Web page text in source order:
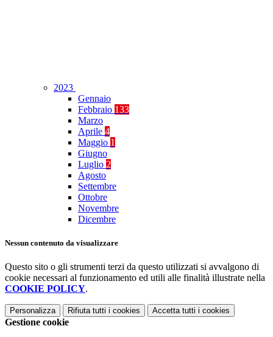
2023
Gennaio
Febbraio 133
Marzo
Aprile 4
Maggio 1
Giugno
Luglio 2
Agosto
Settembre
Ottobre
Novembre
Dicembre
Nessun contenuto da visualizzare
Questo sito o gli strumenti terzi da questo utilizzati si avvalgono di
cookie necessari al funzionamento ed utili alle finalità illustrate nella
COOKIE POLICY.
Personalizza Rifiuta tutti i cookies Accetta tutti i cookies
Gestione cookie